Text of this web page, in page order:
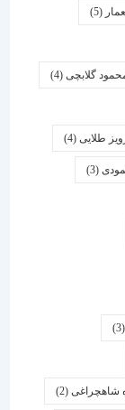
(4)
(4)
(2)